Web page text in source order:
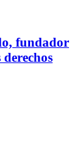
fundador